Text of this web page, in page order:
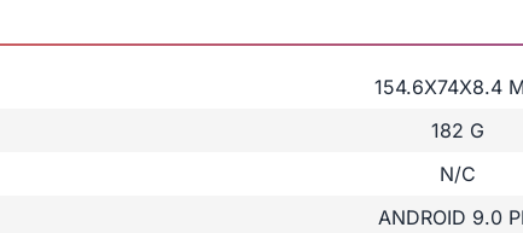
154.6X74X8.4
182 G
N/C
ANDROID 9.0